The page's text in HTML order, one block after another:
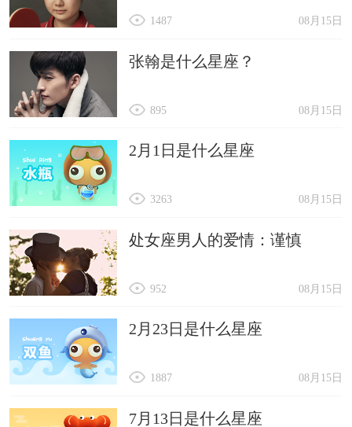
08月15日
1487
张翰是什么星座？
08月15日
895
2月1日是什么星座
08月15日
3263
处女座男人的爱情：谨慎
08月15日
952
2月23日是什么星座
08月15日
1887
7月13日是什么星座